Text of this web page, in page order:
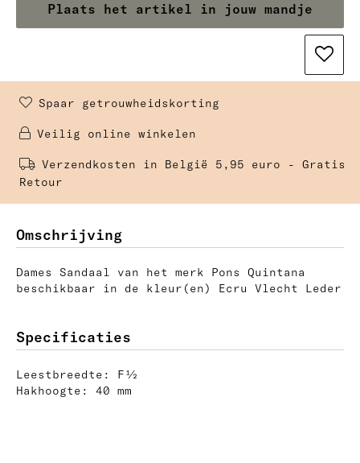
Plaats het artikel in jouw mandje
Spaar getrouwheidskorting
Veilig online winkelen
Verzendkosten in België 5,95 euro - Gratis
Retour
Omschrijving
Dames Sandaal van het merk Pons Quintana
beschikbaar in de kleur(en) Ecru Vlecht Leder
Specificaties
Leestbreedte: F½
Hakhoogte: 40 mm